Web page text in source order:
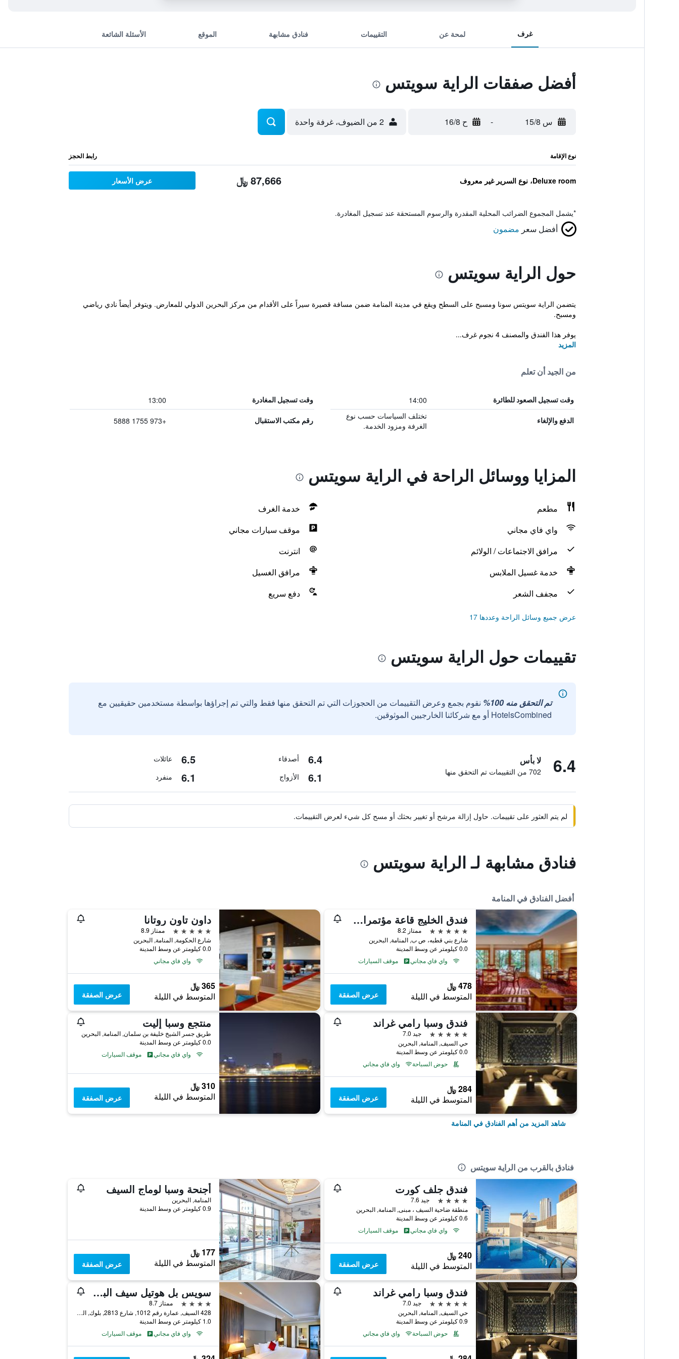
غرف لمحة عن التقييمات فنادق مشابهة الموقع الأسئلة الشائعة
أفضل صفقات الراية سويتس
س 15/8 - ح 16/8 2 من الضيوف، غرفة واحدة
نوع الإقامة رابط الحجز
Deluxe room، نوع السرير غير معروف 87,666 ﷼ عرض الأسعار
*يشمل المجموع الضرائب المحلية المقدرة والرسوم المستحقة عند تسجيل المغادرة.
أفضل سعر مضمون
حول الراية سويتس
يتضمن الراية سويتس سونا ومسبح على السطح ويقع في مدينة المنامة ضمن مسافة قصيرة سيراً على الأقدام من مركز البحرين الدولي للمعارض. ويتوفر أيضاً نادي رياضي
ومسبح.
يوفر هذا الفندق والمصنف 4 نجوم غرف...
المزيد
من الجيد أن تعلم
وقت تسجيل الصعود للطائرة 14:00 وقت تسجيل المغادرة 13:00
الدفع والإلغاء
تختلف السياسات حسب نوع
الغرفة ومزود الخدمة.
رقم مكتب الاستقبال +973 1755 5888
المزايا ووسائل الراحة في الراية سويتس
مطعم
خدمة الغرف
واي فاي مجاني
موقف سيارات مجاني
مرافق الاجتماعات / الولائم
انترنت
خدمة غسيل الملابس
مرافق الغسيل
مجفف الشعر
دفع سريع
عرض جميع وسائل الراحة وعددها 17
تقييمات حول الراية سويتس
تم التحقق منه 100%
نقوم بجمع وعرض التقييمات من الحجوزات التي تم التحقق منها فقط والتي تم إجراؤها بواسطة مستخدمين حقيقيين مع
HotelsCombined أو مع شركائنا الخارجيين الموثوقين.
6.4 لا بأس
702 من التقييمات تم التحقق منها
6.4 أصدقاء 6.5 عائلات
6.1 الأزواج 6.1 منفرد
لم يتم العثور على تقييمات. حاول إزالة مرشح أو تغيير بحثك أو مسح كل شيء لعرض التقييمات.
فنادق مشابهة لـ الراية سويتس
أفضل الفنادق في المنامة
فندق الخليج قاعة مؤتمرات وسبا
5 نجوم
ممتاز 8.2
شارع بني قطبه، ص ب, المنامة, البحرين
0.0 كيلومتر عن وسط المدينة
واي فاي مجاني
موقف السيارات
478 ﷼
المتوسط في الليلة عرض الصفقة
داون تاون روتانا
5 نجوم
ممتاز 8.9
شارع الحكومة, المنامة, البحرين
0.0 كيلومتر عن وسط المدينة
واي فاي مجاني
365 ﷼
المتوسط في الليلة عرض الصفقة
فندق وسبا رامي غراند
5 نجوم
جيد 7.0
حي السيف, المنامة, البحرين
0.0 كيلومتر عن وسط المدينة
حوض السباحة
واي فاي مجاني
284 ﷼
المتوسط في الليلة عرض الصفقة
منتجع وسبا إليت
طريق جسر الشيخ خليفة بن سلمان, المنامة, البحرين
0.0 كيلومتر عن وسط المدينة
واي فاي مجاني
موقف السيارات
310 ﷼
المتوسط في الليلة عرض الصفقة
شاهد المزيد من أهم الفنادق في المنامة
فنادق بالقرب من الراية سويتس
فندق جلف كورت
4 نجوم
جيد 7.6
منطقة ضاحية السيف ، مبنى, المنامة, البحرين
0.6 كيلومتر عن وسط المدينة
واي فاي مجاني
موقف السيارات
240 ﷼
المتوسط في الليلة عرض الصفقة
أجنحة وسبا لوماج السيف
المنامة, البحرين
0.9 كيلومتر عن وسط المدينة
177 ﷼
المتوسط في الليلة عرض الصفقة
فندق وسبا رامي غراند
5 نجوم
جيد 7.0
حي السيف, المنامة, البحرين
0.9 كيلومتر عن وسط المدينة
حوض السباحة
واي فاي مجاني
سويس بل هوتيل سيف البحرين
4 نجوم
ممتاز 8.7
428 السيف, عمارة رقم 1012, شارع 2813, بلوك, المنامة, البحرين
1.0 كيلومتر عن وسط المدينة
واي فاي مجاني
موقف السيارات